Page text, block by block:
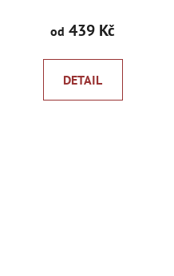
od 439 Kč
DETAIL